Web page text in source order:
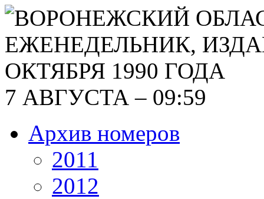
7 АВГУСТА – 09:59
Архив номеров
2011
2012